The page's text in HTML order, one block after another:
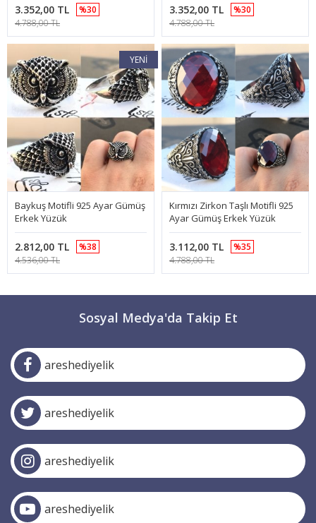
3.352,00 TL
%30
4.788,00 TL
3.352,00 TL
%30
4.788,00 TL
YENI
Baykuş Motifli 925 Ayar Gümüş
Erkek Yüzük
2.812,00 TL
%38
4.536,00 TL
Kırmızı Zirkon Taşlı Motifli 925
Ayar Gümüş Erkek Yüzük
3.112,00 TL
%35
4.788,00 TL
Sosyal Medya'da Takip Et
areshediyelik
areshediyelik
areshediyelik
areshediyelik